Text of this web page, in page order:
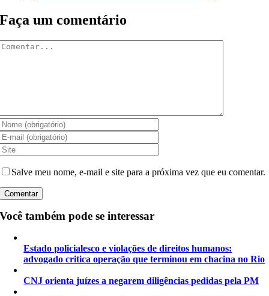
Faça um comentário
Salve meu nome, e-mail e site para a próxima vez que eu comentar.
Você também pode se interessar
Estado policialesco e violações de direitos humanos:
advogado critica operação que terminou em chacina no Rio
CNJ orienta juízes a negarem diligências pedidas pela PM